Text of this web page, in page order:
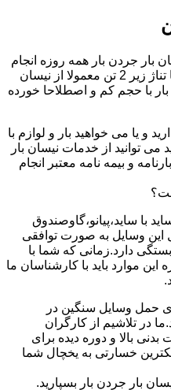
بار جردن بار همه روزه انجام
می شود.برای حمل و جابجایی بار با تناژ زیر 2 تن معمولا از نیسان
با حجم کم و اصطلاحا خورده
و یا می خواهید بار و لوازم با
توانید از خدمات نیسان بار
و بیمه نامه معتبر انجام
با ساید،پیانو،گاوصندوق
وسایل به صورت توافقی
دارد.زمانی که شما با
موارد باید با کارشناسان ما
حمل وسایل سنگین در
در تلاشیم از کارگران
بالا و دوره دیده برای
خسارتی به یخچال شما
بار جردن بار بسپارید.